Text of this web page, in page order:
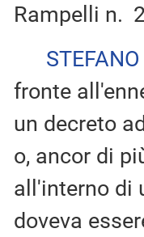
Rampelli n.
fronte
un decreto
o, ancor di
all'interno di
doveva